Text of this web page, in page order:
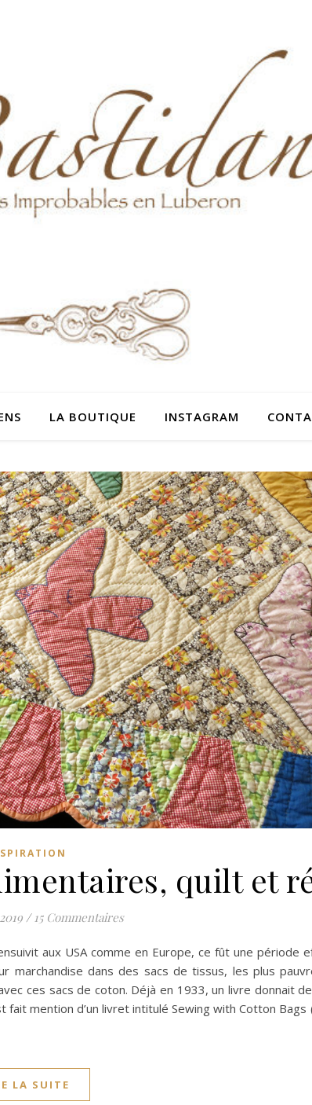
LA BOUTIQUE INSTAGRAM
quilt et
/ 15 Commentaires
aux USA comme en Europe, ce fût une période
marchandise dans des sacs de tissus, les plus
ces sacs de coton. Déjà en 1933, un livre donnait
mention d’un livret intitulé Sewing with Cotton Bags
LA SUITE